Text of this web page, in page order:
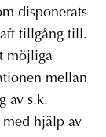
disponerats
tillgång till.
möjliga
mellan
av s.k.
med hjälp av